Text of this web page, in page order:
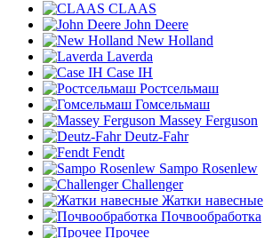
CLAAS
John Deere
New Holland
Laverda
Case IH
Ростсельмаш
Гомсельмаш
Massey Ferguson
Deutz-Fahr
Fendt
Sampo Rosenlew
Challenger
Жатки навесные
Почвообработка
Прочее